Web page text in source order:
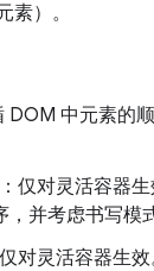
素）。
DOM 中元素的
：仅对灵活容器
并考虑书写模
仅对灵活容器生